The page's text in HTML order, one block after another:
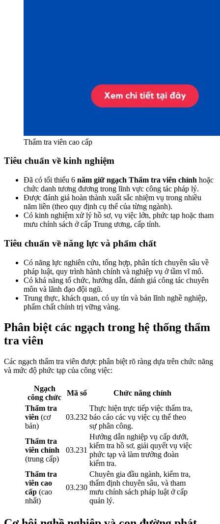
Thẩm tra viên cao cấp
Tiêu chuẩn về kinh nghiệm
Đã có tối thiểu 6 năm giữ ngạch Thẩm tra viên chính hoặc
chức danh tương đương trong lĩnh vực công tác pháp lý.
Được đánh giá hoàn thành xuất sắc nhiệm vụ trong nhiều
năm liền (theo quy định cụ thể của từng ngành).
Có kinh nghiệm xử lý hồ sơ, vụ việc lớn, phức tạp hoặc tham
mưu chính sách ở cấp Trung ương, cấp tỉnh.
Tiêu chuẩn về năng lực và phẩm chất
Có năng lực nghiên cứu, tổng hợp, phân tích chuyên sâu về
pháp luật, quy trình hành chính và nghiệp vụ ở tầm vĩ mô.
Có khả năng tổ chức, hướng dẫn, đánh giá công tác chuyên
môn và lãnh đạo đội ngũ.
Trung thực, khách quan, có uy tín và bản lĩnh nghề nghiệp,
phẩm chất chính trị vững vàng.
Phân biệt các ngạch trong hệ thống thẩm
tra viên
Các ngạch thẩm tra viên được phân biệt rõ ràng dựa trên chức năng
và mức độ phức tạp của công việc:
Ngạch
công chức
Mã số
Chức năng chính
Thẩm tra
viên (cơ
bản)
03.232
Thực hiện trực tiếp việc thẩm tra,
báo cáo các vụ việc cụ thể theo
sự phân công.
Thẩm tra
viên chính
(trung cấp)
03.231
Hướng dẫn nghiệp vụ cấp dưới,
kiểm tra hồ sơ, giải quyết vụ việc
phức tạp và làm trưởng đoàn
kiểm tra.
Thẩm tra
viên cao
cấp (cao
nhất)
03.230
Chuyên gia đầu ngành, kiểm tra,
thẩm định chuyên sâu, và tham
mưu chính sách pháp luật ở cấp
quản lý.